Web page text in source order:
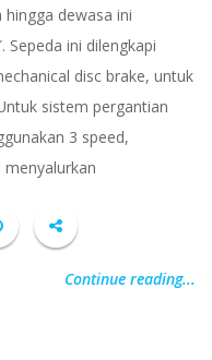
dewasa ini
Sepeda ini dilengkapi
disc brake, untuk
sistem pergantian
3 speed,
Continue reading...